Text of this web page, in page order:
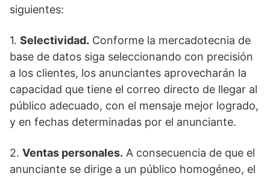
siguientes:
1. Selectividad. Conforme la mercadotecnia de
base de datos siga seleccionando con precisión
a los clientes, los anunciantes aprovecharán la
capacidad que tiene el correo directo de llegar al
público adecuado, con el mensaje mejor logrado,
y en fechas determinadas por el anunciante.
2. Ventas personales. A consecuencia de que el
anunciante se dirige a un público homogéneo, el